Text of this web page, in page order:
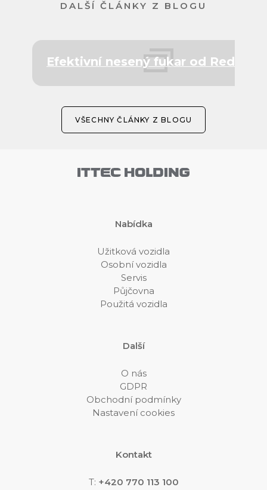
DALŠÍ ČLÁNKY Z BLOGU
Efektivní nesený fukar od Redexim
VŠECHNY ČLÁNKY Z BLOGU
Nabídka
Užitková vozidla
Osobní vozidla
Servis
Půjčovna
Použitá vozidla
Další
O nás
GDPR
Obchodní podmínky
Nastavení cookies
Kontakt
T: +420 770 113 100